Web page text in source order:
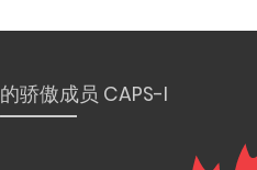
的骄傲成员 CAPS-I